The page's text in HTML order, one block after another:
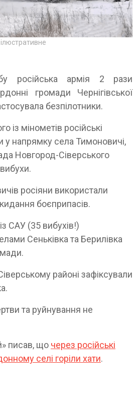
російська армія 2 рази
громади Чернігівської
безпілотники.
із мінометів російські
у напрямку села Тимоновичі,
Новгород-Сіверського
росіяни використали
боєприпасів.
САУ (35 вибухів!)
Сеньківка та Берилівка
районі зафіксували
та руйнування не
писав, що через російські
селі горіли хати.